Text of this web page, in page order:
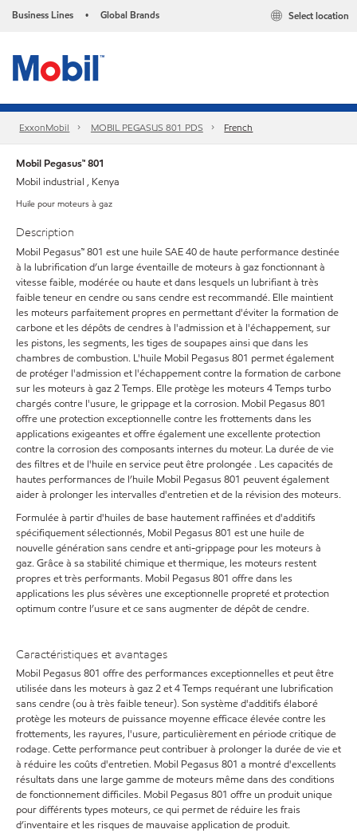
Business Lines • Global Brands Select location
ExxonMobil MOBIL PEGASUS 801 PDS French
Mobil Pegasus™ 801
Mobil industrial , Kenya
Huile pour moteurs à gaz
Description
Mobil Pegasus™ 801 est une huile SAE 40 de haute performance destinée
à la lubrification d’un large éventaille de moteurs à gaz fonctionnant à
vitesse faible, modérée ou haute et dans lesquels un lubrifiant à très
faible teneur en cendre ou sans cendre est recommandé. Elle maintient
les moteurs parfaitement propres en permettant d'éviter la formation de
carbone et les dépôts de cendres à l'admission et à l'échappement, sur
les pistons, les segments, les tiges de soupapes ainsi que dans les
chambres de combustion. L'huile Mobil Pegasus 801 permet également
de protéger l'admission et l'échappement contre la formation de carbone
sur les moteurs à gaz 2 Temps. Elle protège les moteurs 4 Temps turbo
chargés contre l'usure, le grippage et la corrosion. Mobil Pegasus 801
offre une protection exceptionnelle contre les frottements dans les
applications exigeantes et offre également une excellente protection
contre la corrosion des composants internes du moteur. La durée de vie
des filtres et de l'huile en service peut être prolongée . Les capacités de
hautes performances de l’huile Mobil Pegasus 801 peuvent également
aider à prolonger les intervalles d'entretien et de la révision des moteurs.
Formulée à partir d'huiles de base hautement raffinées et d'additifs
spécifiquement sélectionnés, Mobil Pegasus 801 est une huile de
nouvelle génération sans cendre et anti-grippage pour les moteurs à
gaz. Grâce à sa stabilité chimique et thermique, les moteurs restent
propres et très performants. Mobil Pegasus 801 offre dans les
applications les plus sévères une exceptionnelle propreté et protection
optimum contre l’usure et ce sans augmenter de dépôt de cendre.
Caractéristiques et avantages
Mobil Pegasus 801 offre des performances exceptionnelles et peut être
utilisée dans les moteurs à gaz 2 et 4 Temps requérant une lubrification
sans cendre (ou à très faible teneur). Son système d'additifs élaboré
protège les moteurs de puissance moyenne efficace élevée contre les
frottements, les rayures, l'usure, particulièrement en période critique de
rodage. Cette performance peut contribuer à prolonger la durée de vie et
à réduire les coûts d'entretien. Mobil Pegasus 801 a montré d'excellents
résultats dans une large gamme de moteurs même dans des conditions
de fonctionnement difficiles. Mobil Pegasus 801 offre un produit unique
pour différents types moteurs, ce qui permet de réduire les frais
d’inventaire et les risques de mauvaise application de produit.